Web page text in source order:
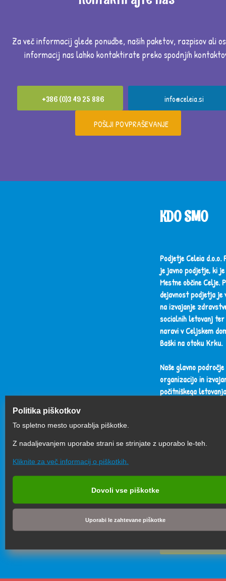
Politika piškotkov
To spletno mesto uporablja piškotke.
Z nadaljevanjem uporabe strani se strinjate z uporabo le-teh.
Kliknite za več informacij o piškotkih.
Dovoli vse piškotke
Uporabi le zahtevane piškotke
Za več informacij glede ponudbe, naših paketov, razpisov ali
informacij nas lahko kontaktirate preko spodnjih
+386 (0)3 49 25 886 info@celeia.si
POŠLJI POVPRAŠEVANJE
KDO SMO
Podjetje Celeia d.o.o.
je javno podjetje, ki
Mestne občine Celje.
dejavnost podjetja je
na izvajanje
socialnih letovanj
naravi v Celjskem
Baški na otoku Krku.
Naše glavno področje
organizacijo in
počitniškega letovanja
ima izvedba šole v
vsakdo, zato imamo
posameznikov.